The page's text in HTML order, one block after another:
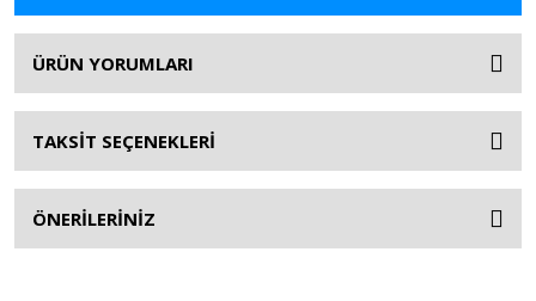
ÜRÜN YORUMLARI
TAKSİT SEÇENEKLERİ
ÖNERİLERİNİZ